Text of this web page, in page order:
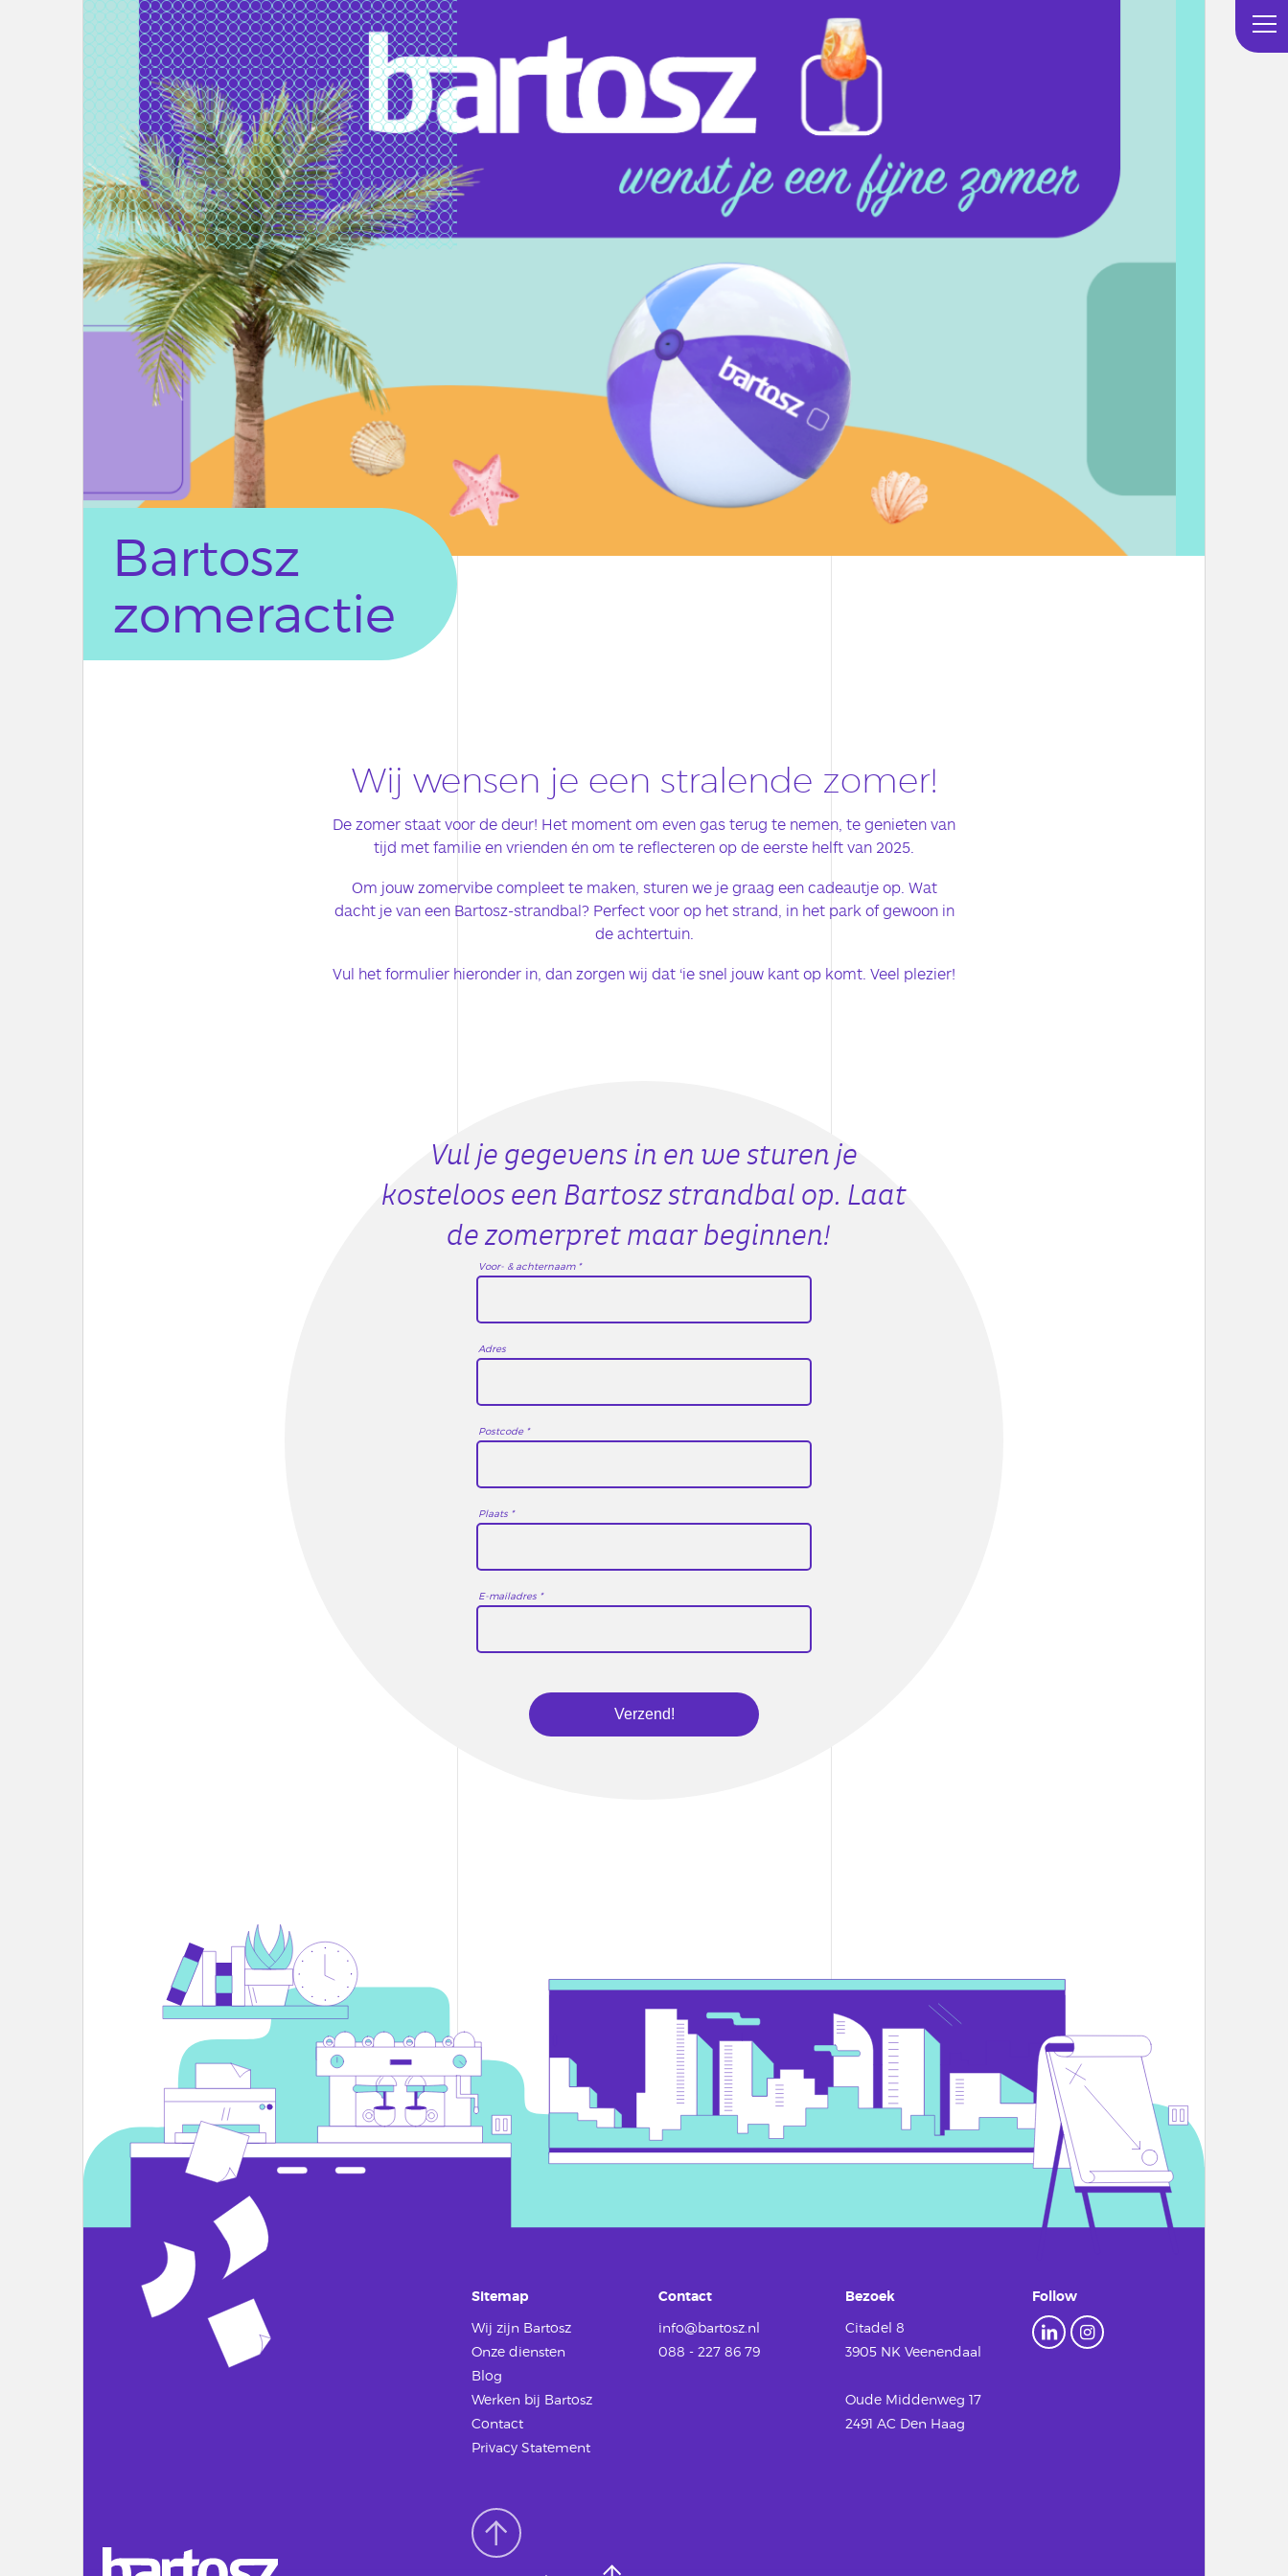
Bartosz
zomeractie
Wij wensen je een stralende zomer!
De zomer staat voor de deur! Het moment om even gas terug te nemen, te genieten van
tijd met familie en vrienden én om te reflecteren op de eerste helft van 2025.
Om jouw zomervibe compleet te maken, sturen we je graag een cadeautje op. Wat
dacht je van een Bartosz-strandbal? Perfect voor op het strand, in het park of gewoon in
de achtertuin.
Vul het formulier hieronder in, dan zorgen wij dat ‘ie snel jouw kant op komt. Veel plezier!
Vul je gegevens in en we sturen je
kosteloos een Bartosz strandbal op. Laat
de zomerpret maar beginnen!
Voor- & achternaam *
Adres
Postcode *
Plaats *
E-mailadres *
Sitemap
Wij zijn Bartosz
Onze diensten
Blog
Werken bij Bartosz
Contact
Privacy Statement
Contact
info@bartosz.nl
088 - 227 86 79
Bezoek
Citadel 8
3905 NK Veenendaal
Oude Middenweg 17
2491 AC Den Haag
Follow